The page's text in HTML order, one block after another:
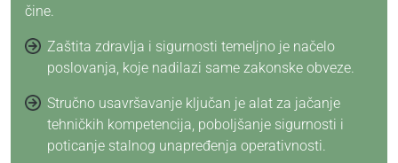
čine.
Zaštita zdravlja i sigurnosti temeljno je načelo
poslovanja, koje nadilazi same zakonske obveze.
Stručno usavršavanje ključan je alat za jačanje
tehničkih kompetencija, poboljšanje sigurnosti i
poticanje stalnog unapređenja operativnosti.